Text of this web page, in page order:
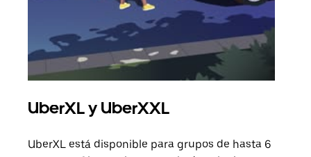
UberXL y UberXXL
UberXL está disponible para grupos de hasta 6